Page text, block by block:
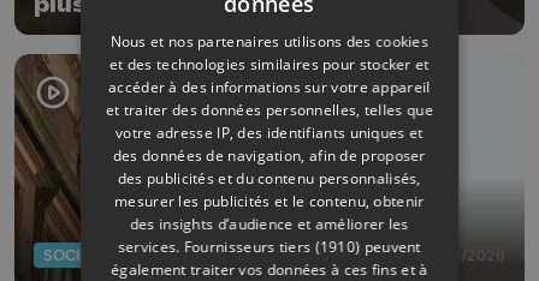
sourdes et malentendantes
SOCIÉTÉ 29/06/2026
Nous et nos partenaires utilisons des cookies
et des technologies similaires pour stocker et
accéder à des informations sur votre appareil
et traiter des données personnelles, telles que
votre adresse IP, des identifiants uniques et
des données de navigation, afin de proposer
des publicités et du contenu personnalisés,
mesurer les publicités et le contenu, obtenir
des insights d’audience et améliorer les
services. Fournisseurs tiers (1910) peuvent
également traiter vos données à ces fins et à